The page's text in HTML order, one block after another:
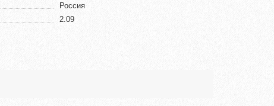
Россия
2.09